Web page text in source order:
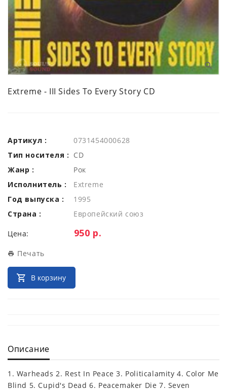
Extreme - III Sides To Every Story CD
Артикул :
0731454000628
Тип носителя : CD
Жанр :
Рок
Исполнитель :
Extreme
Год выпуска :
1995
Страна :
Европейский союз
Цена: Цена:
950 р.
Печать
В корзину
Описание
1. Warheads 2. Rest In Peace 3. Politicalamity 4. Color Me
Blind 5. Cupid's Dead 6. Peacemaker Die 7. Seven